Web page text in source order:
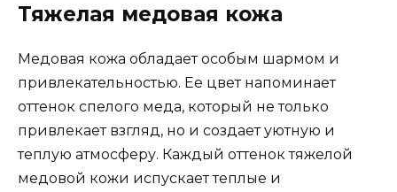
Тяжелая медовая кожа
Медовая кожа обладает особым шармом и
привлекательностью. Ее цвет напоминает
оттенок спелого меда, который не только
привлекает взгляд, но и создает уютную и
теплую атмосферу. Каждый оттенок тяжелой
медовой кожи испускает теплые и